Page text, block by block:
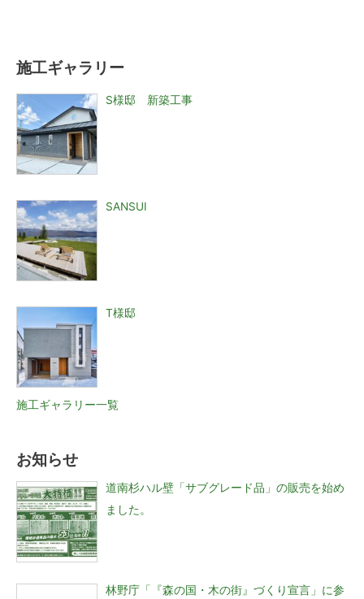
施工ギャラリー
S様邸 新築工事
SANSUI
T様邸
施工ギャラリー一覧
お知らせ
道南杉ハル壁「サブグレード品」の販売を始め
ました。
林野庁「『森の国・木の街』づくり宣言」に参